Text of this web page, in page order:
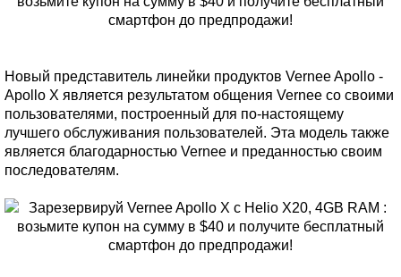
Новый представитель линейки продуктов Vernee Apollo -
Apollo X является результатом общения Vernee со своими
пользователями, построенный для по-настоящему
лучшего обслуживания пользователей. Эта модель также
является благодарностью Vernee и преданностью своим
последователям.